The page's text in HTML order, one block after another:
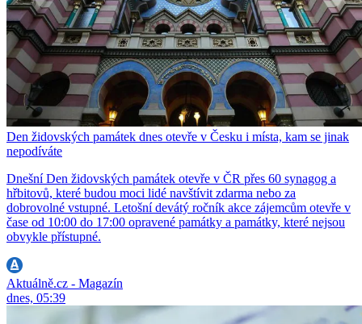
Den židovských památek dnes otevře v Česku i místa, kam se jinak
nepodíváte
Dnešní Den židovských památek otevře v ČR přes 60 synagog a
hřbitovů, které budou moci lidé navštívit zdarma nebo za
dobrovolné vstupné. Letošní devátý ročník akce zájemcům otevře v
čase od 10:00 do 17:00 opravené památky a památky, které nejsou
obvykle přístupné.
Aktuálně.cz - Magazín
dnes, 05:39